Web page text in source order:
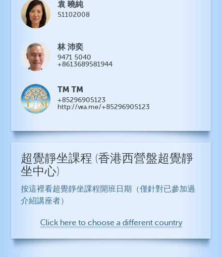
袁 曉純
51102008
林 沛奕
9471 5040
+8613689581944
TM TM
+85296905123
http://wa.me/+85296905123
超覺靜坐課程 (香港西營盤超覺靜
坐中心)
按這裡看超覺靜坐課程開班日期（僅針對已參加過
介紹講座者）
Click here to choose a different country